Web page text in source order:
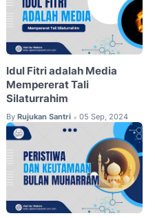
Idul Fitri adalah Media
Mempererat Tali
Silaturrahim
By Rujukan Santri • 05 Sep, 2024